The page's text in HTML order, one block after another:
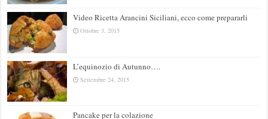
Video Ricetta Arancini Siciliani, ecco come prepararli
Ottobre 3, 2015
L’equinozio di Autunno….
Settembre 24, 2015
Pancake per la colazione